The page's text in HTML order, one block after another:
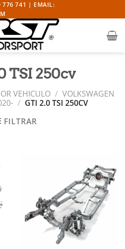
776 741 | EMAIL:
TSI 250cv
VEHICULO / VOLKSWAGEN
/ GTI 2.0 TSI 250CV
FILTRAR